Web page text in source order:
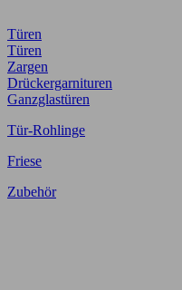
Türen
Türen
Zargen
Drückergarnituren
Ganzglastüren
Tür-Rohlinge
Friese
Zubehör